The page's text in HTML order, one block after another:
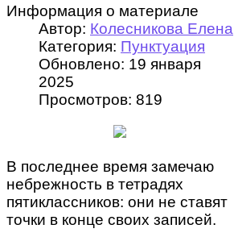
Информация о материале
Автор: Колесникова Елена
Категория: Пунктуация
Обновлено: 19 января
2025
Просмотров: 819
В последнее время замечаю
небрежность в тетрадях
пятиклассников: они не ставят
точки в конце своих записей.